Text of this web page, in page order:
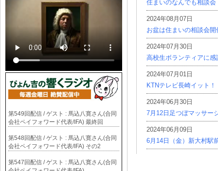
住まいのなんでも相談会
2024年08月07日
お盆は住まいの相談会開
2024年07月30日
高校生ボランティアに感
2024年07月01日
KTNテレビ長崎イット！
2024年06月30日
7月12日足つぼマッサー
2024年06月09日
6月14日（金）新大村駅
第549回配信 / ゲスト : 馬込八寛さん(合同
会社ペイフォワード代表/IFA) 最終回
第548回配信 / ゲスト : 馬込八寛さん(合同
会社ペイフォワード代表/IFA) その2
第547回配信 / ゲスト : 馬込八寛さん(合同